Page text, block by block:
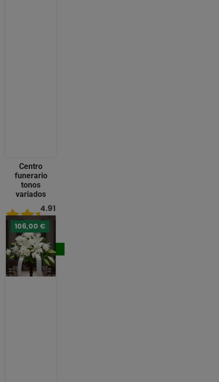
Centro
funerario
tonos
variados
4.91
/ 5
133,00 €
Comprar
106,00 €